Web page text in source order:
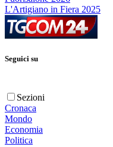
L'Artigiano in Fiera 2025
Seguici su
Sezioni
Cronaca
Mondo
Economia
Politica